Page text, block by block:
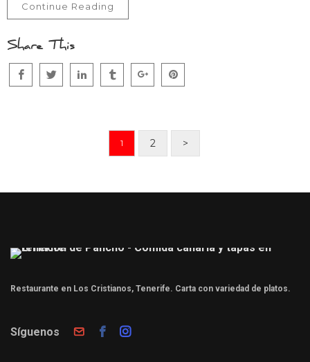
Continue Reading
Share This
1 2 >
Restaurante en Los Cristianos, Tenerife. Carta con variedad de platos.
Síguenos